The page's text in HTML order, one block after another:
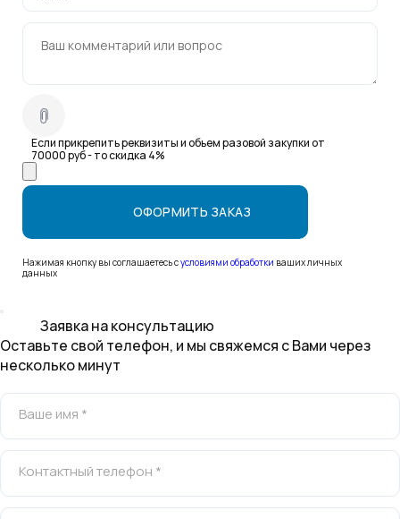
Если прикрепить реквизиты и обьем разовой закупки от
70000 руб - то скидка 4%
Нажимая кнопку вы соглашаетесь сусловиями обработки ваших личных
данных
Заявка на консультацию
Оставьте свой телефон, и мы свяжемся с Вами через
несколько минут
Ваше имя *
Контактный телефон *